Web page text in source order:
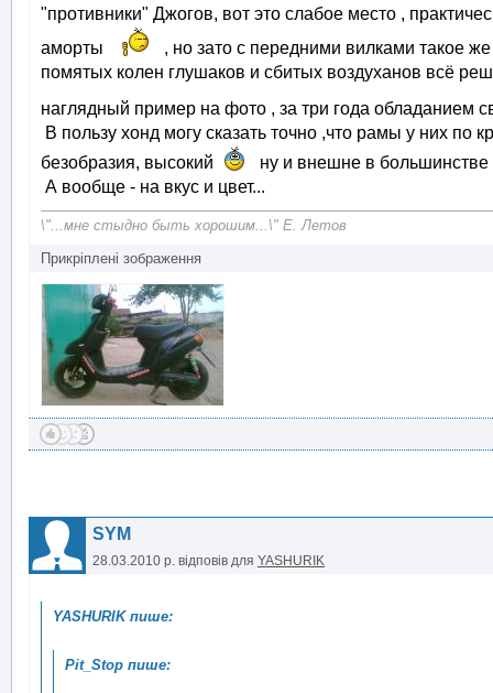
"противники" Джогов, вот это слабое место ,
аморты
, но зато с передними вилками такое
помятых колен глушаков и сбитых воздуханов всё
наглядный пример на фото , за три года обладанием
В пользу хонд могу сказать точно ,что рамы у них
безобразия, высокий
ну и внешне в
А вообще - на вкус и цвет...
\"...мне стыдно быть хорошим...\" Е. Летов
Прикріплені зображення
SYM
28.03.2010 р. відповів для YASHURIK